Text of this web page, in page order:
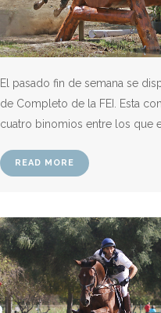
El pasado fin de semana se
de Completo de la FEI. Esta
cuatro binomios entre los que
READ MORE